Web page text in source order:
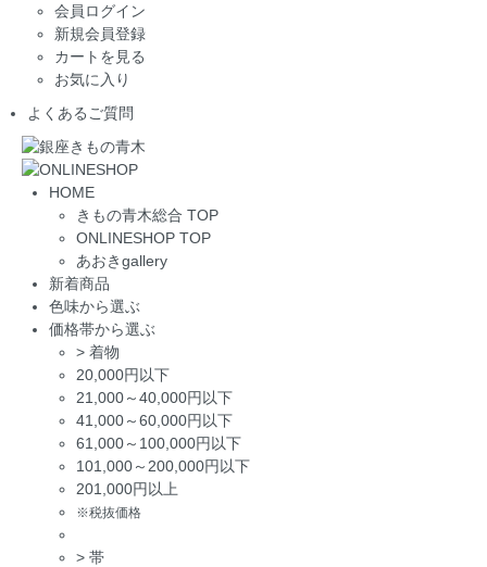
会員ログイン
新規会員登録
カートを見る
お気に入り
よくあるご質問
HOME
きもの青木総合 TOP
ONLINESHOP TOP
あおきgallery
新着商品
色味から選ぶ
価格帯から選ぶ
> 着物
20,000円以下
21,000～40,000円以下
41,000～60,000円以下
61,000～100,000円以下
101,000～200,000円以下
201,000円以上
※税抜価格
> 帯